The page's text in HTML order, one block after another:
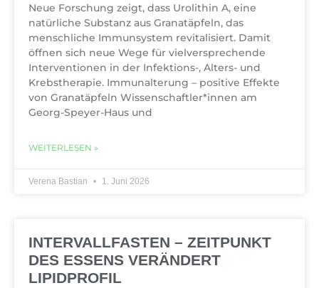
Neue Forschung zeigt, dass Urolithin A, eine
natürliche Substanz aus Granatäpfeln, das
menschliche Immunsystem revitalisiert. Damit
öffnen sich neue Wege für vielversprechende
Interventionen in der Infektions-, Alters- und
Krebstherapie. Immunalterung – positive Effekte
von Granatäpfeln Wissenschaftler*innen am
Georg-Speyer-Haus und
WEITERLESEN »
Verena Bastian 1. Juni 2026
INTERVALLFASTEN – ZEITPUNKT
DES ESSENS VERÄNDERT
LIPIDPROFIL